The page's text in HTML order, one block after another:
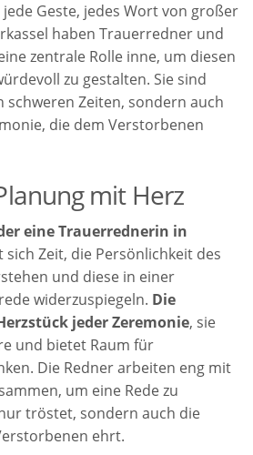
Geste, jedes Wort von großer
haben Trauerredner und
zentrale Rolle inne, um diesen
zu gestalten. Sie sind
schweren Zeiten, sondern auch
die dem Verstorbenen
mit Herz
eine Trauerrednerin in
sich Zeit, die Persönlichkeit des
und diese in einer
widerzuspiegeln. Die
jeder Zeremonie, sie
und bietet Raum für
Die Redner arbeiten eng mit
um eine Rede zu
tröstet, sondern auch die
ehrt.